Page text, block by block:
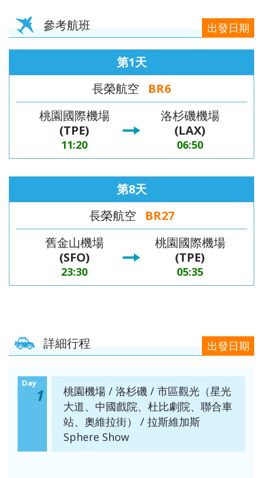
參考航班 出發日期
第1天
長榮航空
BR6
桃園國際機場
(TPE)
11:20
洛杉磯機場
(LAX)
06:50
第8天
長榮航空
BR27
舊金山機場
(SFO)
23:30
桃園國際機場
(TPE)
05:35
詳細行程 出發日期
Day
1
桃園機場 / 洛杉磯 / 市區觀光（星光
大道、中國戲院、杜比劇院、聯合車
站、奧維拉街） / 拉斯維加斯
Sphere Show